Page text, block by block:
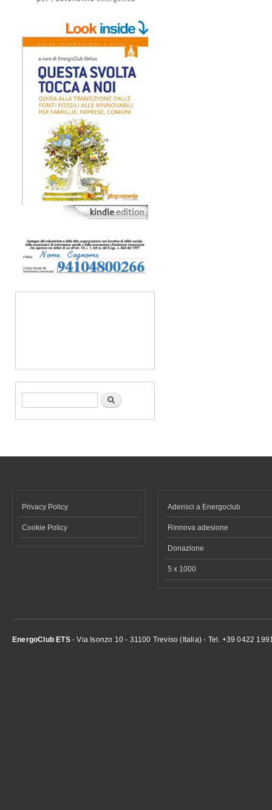
Form di ricerca Cerca
Privacy Policy
Cookie Policy
Aderisci a Energoclub
Rinnova adesione
Donazione
5 x 1000
EnergoClub ETS- Via Isonzo 10 - 31100 Treviso (Italia) - Tel. +39 0422